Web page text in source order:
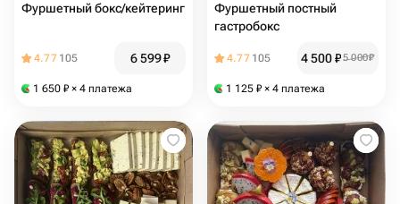
Фуршетный бокс/кейтеринг
4.77 105 6 599₽
1 650 ₽ × 4 платежа
Фуршетный постный
гастробокс
4.77 105 4 500₽5 000₽
1 125 ₽ × 4 платежа